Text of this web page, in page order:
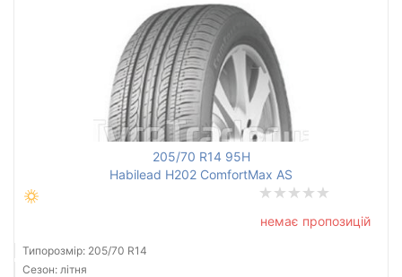
205/70 R14 95H
Habilead H202 ComfortMax AS
немає пропозицій
Типорозмір: 205/70 R14
Сезон: літня
Тип транспортного засобу
Посилена шина